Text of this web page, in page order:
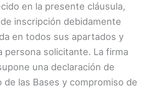
en la presente cláusula,
inscripción debidamente
en todos sus apartados y
persona solicitante. La firma
una declaración de
de las Bases y compromiso de